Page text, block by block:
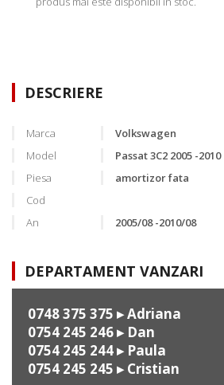
DESCRIERE
Marca
Volkswagen
Model
Passat 3C2 2005 -2010
Piesa
amortizor fata
Cod
An
2005/08 -2010/08
DEPARTAMENT VANZARI
0748 375 375 ▸ Adriana
0754 245 246▸ Dan
0754 245 244▸ Paula
0754 245 245 ▸ Cristian